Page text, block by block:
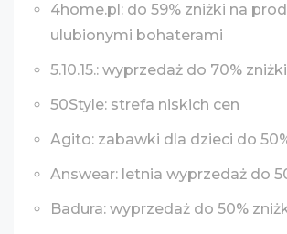
4home.pl: do 59% zniżki na
ulubionymi bohaterami
5.10.15.: wyprzedaż do 70% zniżki
50Style: strefa niskich cen
Agito: zabawki dla dzieci do
Answear: letnia wyprzedaż do
Badura: wyprzedaż do 50%